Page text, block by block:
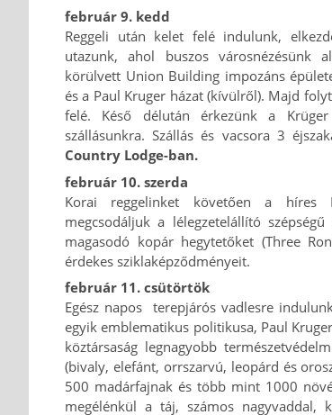
február 9. kedd
Reggeli után kelet felé indulunk,
utazunk, ahol buszos városnézésünk
körülvett Union Building impozáns
és a Paul Kruger házat (kívülről). Majd
felé. Késő délután érkezünk a
szállásunkra. Szállás és vacsora 3
Country Lodge-ban.
február 10. szerda
Korai reggelinket követően a híres
megcsodáljuk a lélegzetelállító
magasodó kopár hegytetőket (Three
érdekes sziklaképződményeit.
február 11. csütörtök
Egész napos terepjárós vadlesre
egyik emblematikus politikusa, Paul
köztársaság legnagyobb
(bivaly, elefánt, orrszarvú, leopárd és
500 madárfajnak és több mint 1000
megélénkül a táj, számos nagyvaddal,